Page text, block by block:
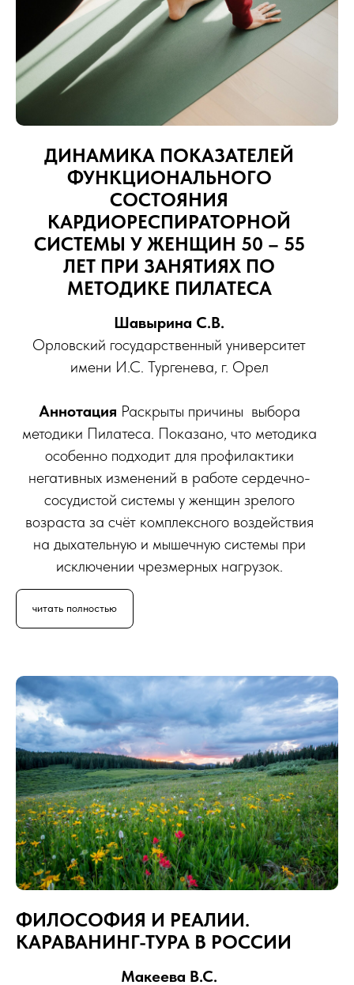
ДИНАМИКА ПОКАЗАТЕЛЕЙ
ФУНКЦИОНАЛЬНОГО
СОСТОЯНИЯ
КАРДИОРЕСПИРАТОРНОЙ
СИСТЕМЫ У ЖЕНЩИН 50 – 55
ЛЕТ ПРИ ЗАНЯТИЯХ ПО
МЕТОДИКЕ ПИЛАТЕСА
Шавырина С.В.
Орловский государственный университет
имени И.С. Тургенева, г. Орел
Аннотация Раскрыты причины выбора
методики Пилатеса. Показано, что методика
особенно подходит для профилактики
негативных изменений в работе сердечно-
сосудистой системы у женщин зрелого
возраста за счёт комплексного воздействия
на дыхательную и мышечную системы при
исключении чрезмерных нагрузок.
читать полностью
ФИЛОСОФИЯ И РЕАЛИИ.
КАРАВАНИНГ-ТУРА В РОССИИ
Макеева В.С.